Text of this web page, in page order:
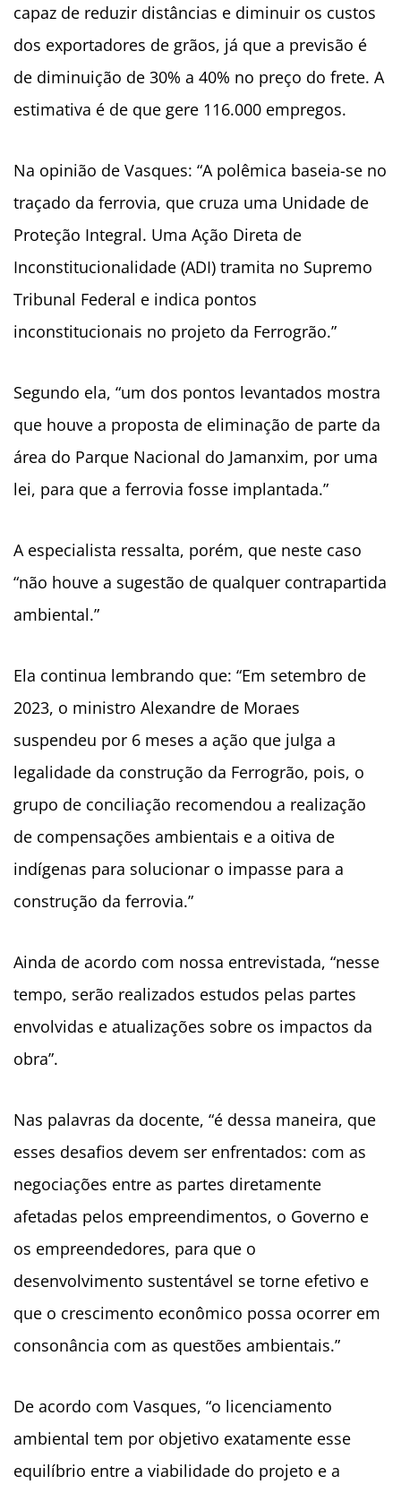
capaz de reduzir distâncias e diminuir os custos
dos exportadores de grãos, já que a previsão é
de diminuição de 30% a 40% no preço do frete. A
estimativa é de que gere 116.000 empregos.
Na opinião de Vasques: “A polêmica baseia-se no
traçado da ferrovia, que cruza uma Unidade de
Proteção Integral. Uma Ação Direta de
Inconstitucionalidade (ADI) tramita no Supremo
Tribunal Federal e indica pontos
inconstitucionais no projeto da Ferrogrão.”
Segundo ela, “um dos pontos levantados mostra
que houve a proposta de eliminação de parte da
área do Parque Nacional do Jamanxim, por uma
lei, para que a ferrovia fosse implantada.”
A especialista ressalta, porém, que neste caso
“não houve a sugestão de qualquer contrapartida
ambiental.”
Ela continua lembrando que: “Em setembro de
2023, o ministro Alexandre de Moraes
suspendeu por 6 meses a ação que julga a
legalidade da construção da Ferrogrão, pois, o
grupo de conciliação recomendou a realização
de compensações ambientais e a oitiva de
indígenas para solucionar o impasse para a
construção da ferrovia.”
Ainda de acordo com nossa entrevistada, “nesse
tempo, serão realizados estudos pelas partes
envolvidas e atualizações sobre os impactos da
obra”.
Nas palavras da docente, “é dessa maneira, que
esses desafios devem ser enfrentados: com as
negociações entre as partes diretamente
afetadas pelos empreendimentos, o Governo e
os empreendedores, para que o
desenvolvimento sustentável se torne efetivo e
que o crescimento econômico possa ocorrer em
consonância com as questões ambientais.”
De acordo com Vasques, “o licenciamento
ambiental tem por objetivo exatamente esse
equilíbrio entre a viabilidade do projeto e a